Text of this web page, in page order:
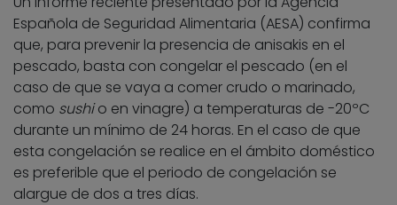
Española de Seguridad Alimentaria (AESA) confirma
que, para prevenir la presencia de anisakis en el
pescado, basta con congelar el pescado (en el
caso de que se vaya a comer crudo o marinado,
como sushio en vinagre) a temperaturas de -20ºC
durante un mínimo de 24 horas. En el caso de que
esta congelación se realice en el ámbito doméstico
es preferible que el periodo de congelación se
alargue de dos a tres días.